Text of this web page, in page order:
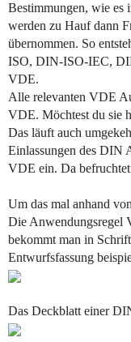
Bestimmungen, wie es
werden zu Hauf dann
übernommen. So
ISO, DIN-ISO-IEC,
VDE.
Alle relevanten VDE
VDE. Möchtest du sie
Das läuft auch
Einlassungen des DIN
VDE ein. Da
Um das mal anhand
Die Anwendungsregel
bekommt man in
Entwurfsfassung
Das Deckblatt einer